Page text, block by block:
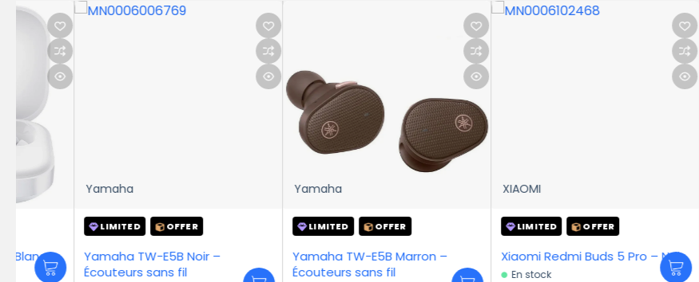
Yamaha
OFFER
Yamaha TW-E5B Noir –
Écouteurs sans fil
OFFER
Yamaha TW-E5B Marron –
Écouteurs sans fil
OFFER
Xiaomi Redmi Buds 5 Pro – Noir
En stock En stock